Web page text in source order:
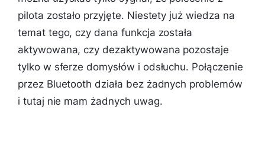
pilota zostało przyjęte. Niestety już wiedza na
temat tego, czy dana funkcja została
aktywowana, czy dezaktywowana pozostaje
tylko w sferze domysłów i odsłuchu. Połączenie
przez Bluetooth działa bez żadnych problemów
i tutaj nie mam żadnych uwag.